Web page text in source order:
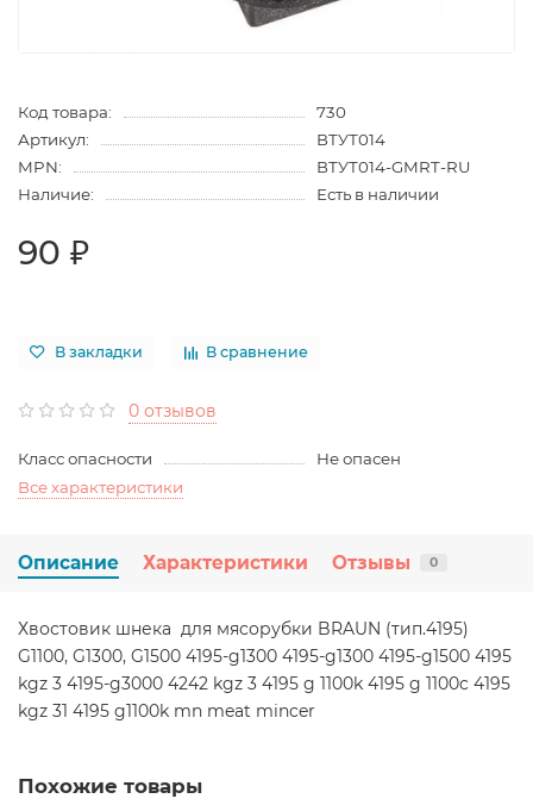
Код товара:
730
Артикул:
ВТУТ014
MPN:
ВТУТ014-GMRT-RU
Наличие:
Есть в наличии
90 ₽
В закладки В сравнение
0 отзывов
Класс опасности
Не опасен
Все характеристики
Описание Характеристики Отзывы 0
Хвостовик шнека для мясорубки BRAUN (тип.4195)
G1100, G1300, G1500 4195-g1300 4195-g1300 4195-g1500 4195
kgz 3 4195-g3000 4242 kgz 3 4195 g 1100k 4195 g 1100c 4195
kgz 31 4195 g1100k mn meat mincer
Похожие товары